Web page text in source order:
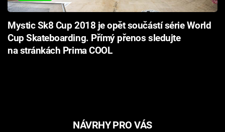
Sledujte nás
Mystic Sk8 Cup 2018 je opět součástí série World
Cup Skateboarding. Přímý přenos sledujte
na stránkách Prima COOL
NÁVRHY PRO VÁS